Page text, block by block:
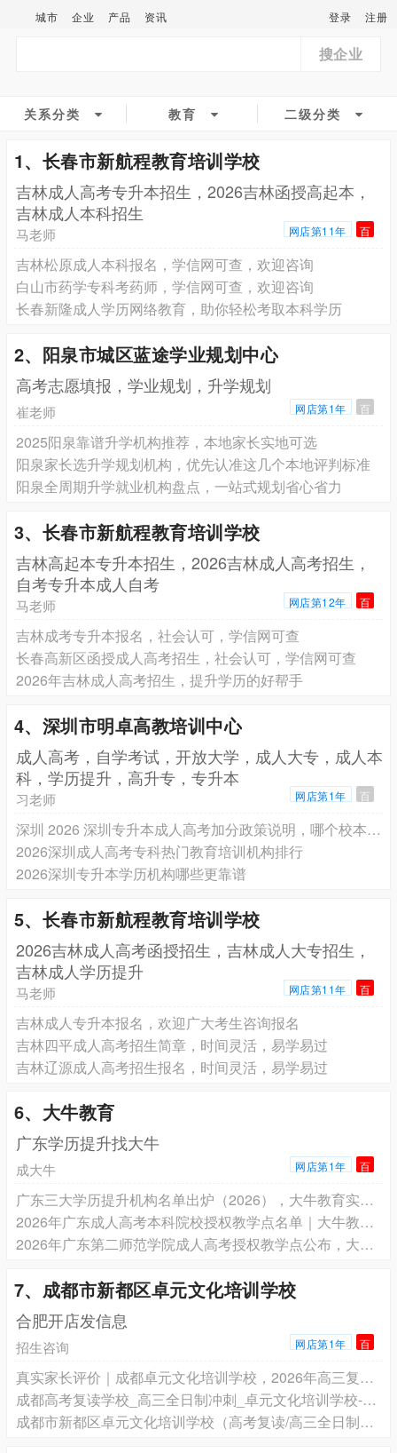
城市 企业 产品 资讯 登录 注册
搜企业
关系分类 教育 二级分类
1、长春市新航程教育培训学校
吉林成人高考专升本招生，2026吉林函授高起本，
吉林成人本科招生
马老师 网店第11年 百
吉林松原成人本科报名，学信网可查，欢迎咨询
白山市药学专科考药师，学信网可查，欢迎咨询
长春新隆成人学历网络教育，助你轻松考取本科学历
2、阳泉市城区蓝途学业规划中心
高考志愿填报，学业规划，升学规划
崔老师 网店第1年 百
2025阳泉靠谱升学机构推荐，本地家长实地可选
阳泉家长选升学规划机构，优先认准这几个本地评判标准
阳泉全周期升学就业机构盘点，一站式规划省心省力
3、长春市新航程教育培训学校
吉林高起本专升本招生，2026吉林成人高考招生，
自考专升本成人自考
马老师 网店第12年 百
吉林成考专升本报名，社会认可，学信网可查
长春高新区函授成人高考招生，社会认可，学信网可查
2026年吉林成人高考招生，提升学历的好帮手
4、深圳市明卓高教培训中心
成人高考，自学考试，开放大学，成人大专，成人本
科，学历提升，高升专，专升本
习老师 网店第1年 百
深圳 2026 深圳专升本成人高考加分政策说明，哪个校本部授权成考教育机构更有保障
2026深圳成人高考专科热门教育培训机构排行
2026深圳专升本学历机构哪些更靠谱
5、长春市新航程教育培训学校
2026吉林成人高考函授招生，吉林成人大专招生，
吉林成人学历提升
马老师 网店第11年 百
吉林成人专升本报名，欢迎广大考生咨询报名
吉林四平成人高考招生简章，时间灵活，易学易过
吉林辽源成人高考招生报名，时间灵活，易学易过
6、大牛教育
广东学历提升找大牛
成大牛 网店第1年 百
广东三大学历提升机构名单出炉（2026），大牛教育实至名归！
2026年广东成人高考本科院校授权教学点名单｜大牛教育合作院校一览
2026年广东第二师范学院成人高考授权教学点公布，大牛教育列入名单
7、成都市新都区卓元文化培训学校
合肥开店发信息
招生咨询 网店第1年 百
真实家长评价｜成都卓元文化培训学校，2026年高三复读全日制靠谱之选
成都高考复读学校_高三全日制冲刺_卓元文化培训学校-家长力荐
成都市新都区卓元文化培训学校（高考复读/高三全日制）机构信息